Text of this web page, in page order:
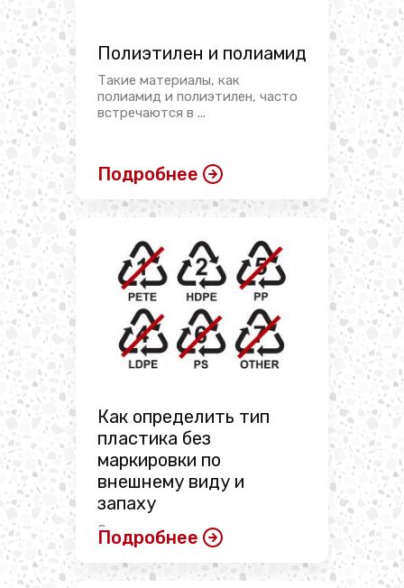
Полиэтилен и полиамид
Такие материалы, как
полиамид и полиэтилен, часто
встречаются в ...
Подробнее
Как определить тип
пластика без
маркировки по
внешнему виду и
запаху
Сегодня используется много
различных типов пластмассы.
Полимерные изделия оказались
...
Подробнее